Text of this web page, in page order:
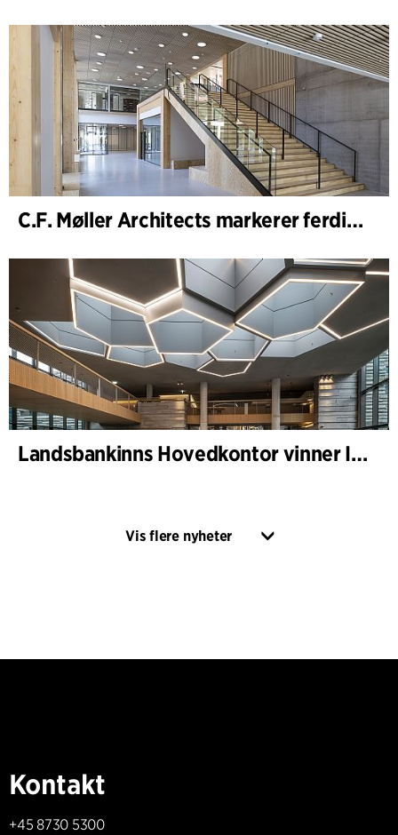
C.F. Møller Architects markerer ferdigstillelsen av WoodHub – Danmarks største kontorbygg i tre
Landsbankinns Hovedkontor vinner Islandske Betongpris
Vis flere nyheter
Kontakt
+45 8730 5300